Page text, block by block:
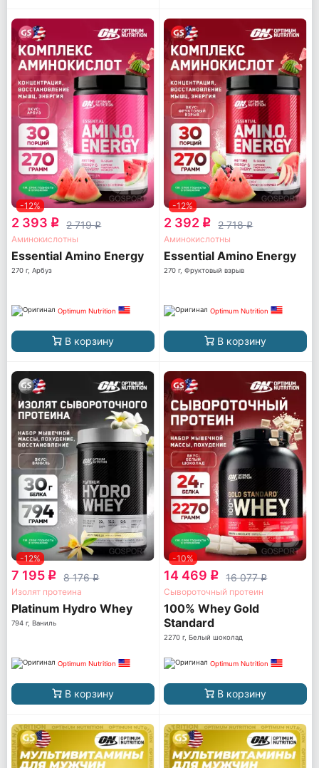
-12%
2 393 q 2 719q
Аминокислотны
Essential Amino Energy
270 г, Арбуз
Optimum Nutrition
В корзину
-12%
2 392 q 2 718q
Аминокислотны
Essential Amino Energy
270 г, Фруктовый взрыв
Optimum Nutrition
В корзину
-12%
7 195 q 8 176q
Изолят протеина
Platinum Hydro Whey
794 г, Ваниль
Optimum Nutrition
В корзину
-10%
14 469 q 16 077q
Сывороточный протеин
100% Whey Gold
Standard
2270 г, Белый шоколад
Optimum Nutrition
В корзину